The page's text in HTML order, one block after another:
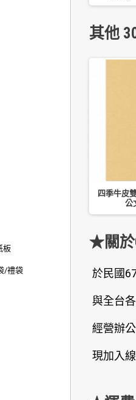
板
/禮袋
其他
封/黃牛皮信封“3
四季牛皮
公
★關於
於民國
與全台
經營辦
現加入